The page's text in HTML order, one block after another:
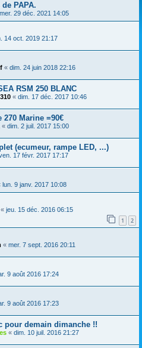
PAPA.
mer. 29 déc. 2021 14:05
14 oct. 2019 21:17
« dim. 24 juin 2018 22:16
RSM 250 BLANC
« dim. 17 déc. 2017 10:46
270 Marine =90€
« dim. 2 juil. 2017 15:00
(ecumeur, rampe LED, ...)
17 févr. 2017 17:17
lun. 9 janv. 2017 10:08
« jeu. 15 déc. 2016 06:15
1 2
« mer. 7 sept. 2016 20:11
9 août 2016 17:24
9 août 2016 17:23
pour demain dimanche !!
« dim. 10 juil. 2016 21:27